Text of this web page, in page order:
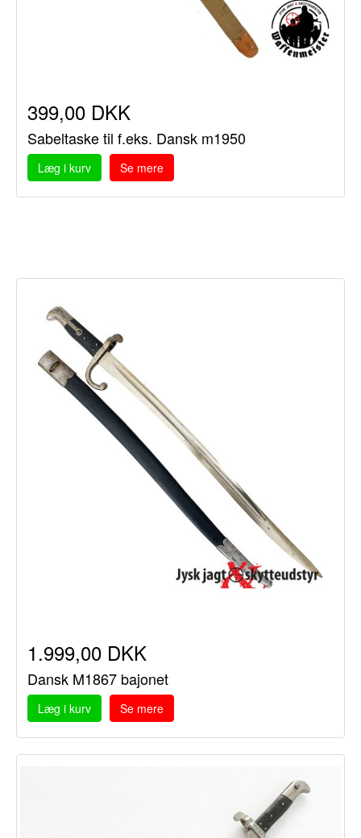
399,00 DKK
Sabeltaske til f.eks. Dansk m1950
Læg i kurv Se mere
1.999,00 DKK
Dansk M1867 bajonet
Læg i kurv Se mere